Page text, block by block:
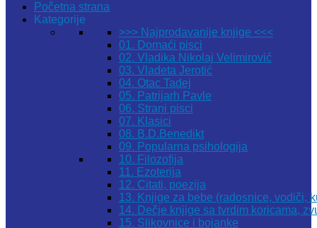
Početna strana
Kategorije
>>> Najprodavanije knjige <<<
01. Domaći pisci
02. Vladika Nikolaj Velimirović
03. Vladeta Jerotić
04. Otac Tadej
05. Patrijarh Pavle
06. Strani pisci
07. Klasici
08. B.D.Benedikt
09. Popularna psihologija
10. Filozofija
11. Ezoterija
12. Citati, poezija
13. Knjige za bebe (radosnice, vodiči,
14. Dečje knjige sa tvrdim koricama,
15. Slikovnice i bojanke